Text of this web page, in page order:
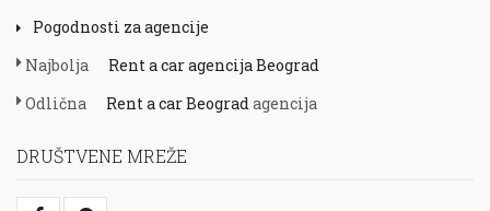
Pogodnosti za agencije
Najbolja
Rent a car agencija Beograd
Odlična
Rent a car Beograd agencija
DRUŠTVENE MREŽE